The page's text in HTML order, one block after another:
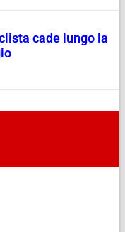
cade lungo la